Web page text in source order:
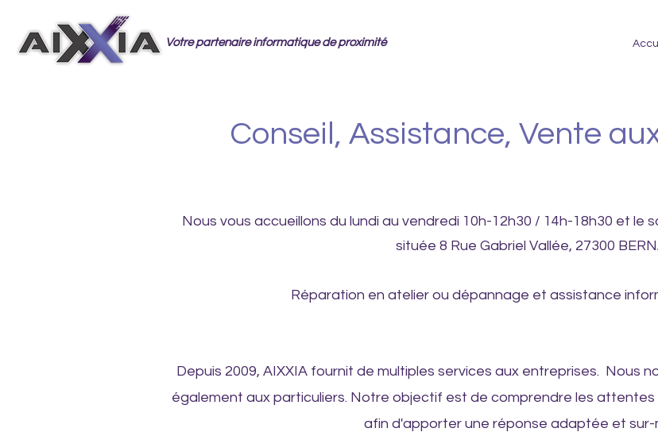
Votre partenaire informatique de proximité
Conseil, Assistance, Vente
Nous vous accueillons du lundi au vendredi 10h-12h30 / 14h-18h30 et le
située 8 Rue Gabriel Vallée, 27300
Réparation en atelier ou dépannage et assistance
Depuis 2009, AIXXIA fournit de multiples services aux entreprises. Nous
également aux particuliers. Notre objectif est de comprendre les
afin d'apporter une réponse adaptée et sur-